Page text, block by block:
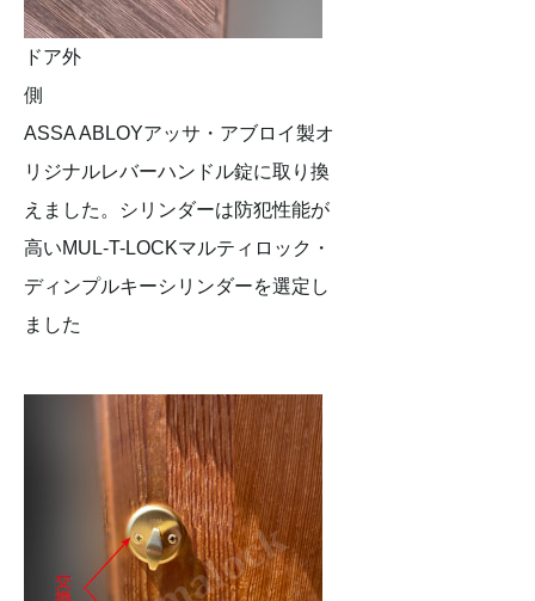
ドア外
側
ASSA ABLOYアッサ・アブロイ製オ
リジナルレバーハンドル錠に取り換
えました。シリンダーは防犯性能が
高いMUL-T-LOCKマルティロック・
ディンプルキーシリンダーを選定し
ました